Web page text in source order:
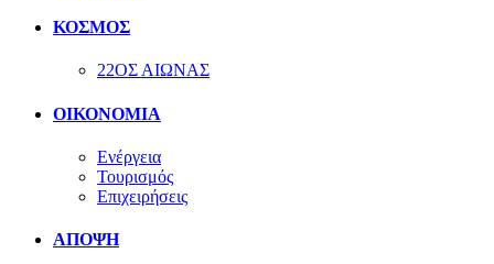
ΚΟΣΜΟΣ
22ΟΣ ΑΙΩΝΑΣ
ΟΙΚΟΝΟΜΙΑ
Ενέργεια
Τουρισμός
Επιχειρήσεις
ΑΠΟΨΗ